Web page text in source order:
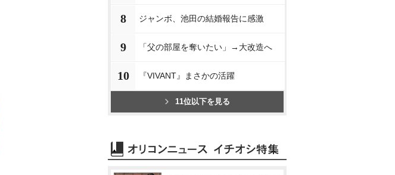
8 ジャンボ、池田の結婚報告に感激
9 「父の部屋を奪いたい」→大改造へ
10 『VIVANT』まさかの活躍
11位以下を見る